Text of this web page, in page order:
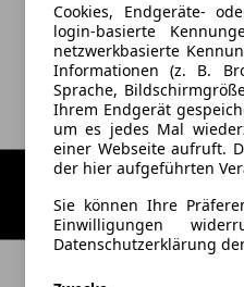
Cookies, Endgeräte-
login-basierte
netzwerkbasierte
Informationen (z. B.
Sprache,
Ihrem Endgerät
um es jedes Mal
einer Webseite aufruft.
der hier aufgeführten
Sie können Ihre
Einwilligungen
Datenschutzerklärung